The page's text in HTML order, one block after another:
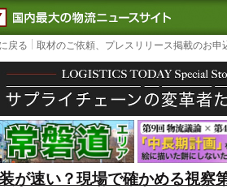
LOGISTICS TODAY｜国内最大の物
戻る 取材のご依頼、プレスリリース掲載のお申
が速い？現場で確かめる視察